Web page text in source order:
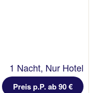
1 Nacht, Nur Hotel
Preis p.P. ab 90 €